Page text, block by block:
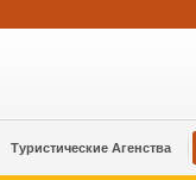
Туристические Агенства